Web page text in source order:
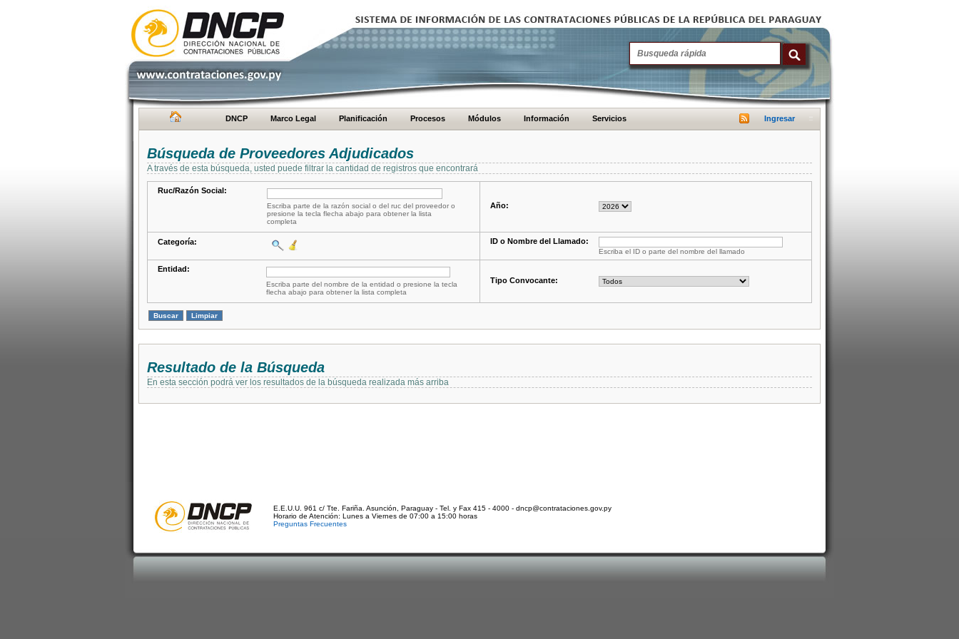
DNCP Marco Legal Planificación Procesos Módulos Información Servicios Ingresar
Búsqueda de Proveedores Adjudicados
A través de esta búsqueda, usted puede filtrar la cantidad de registros que encontrará
Ruc/Razón Social:
Escriba parte de la razón social o del ruc del proveedor o
presione la tecla flecha abajo para obtener la lista
completa
Año:
Categoría: ID o Nombre del Llamado:
Escriba el ID o parte del nombre del llamado
Entidad:
Escriba parte del nombre de la entidad o presione la tecla
flecha abajo para obtener la lista completa
Tipo Convocante:
Resultado de la Búsqueda
En esta sección podrá ver los resultados de la búsqueda realizada más arriba
E.E.U.U. 961 c/ Tte. Fariña. Asunción, Paraguay - Tel. y Fax 415 - 4000 - dncp@contrataciones.gov.py
Horario de Atención: Lunes a Viernes de 07:00 a 15:00 horas
Preguntas Frecuentes